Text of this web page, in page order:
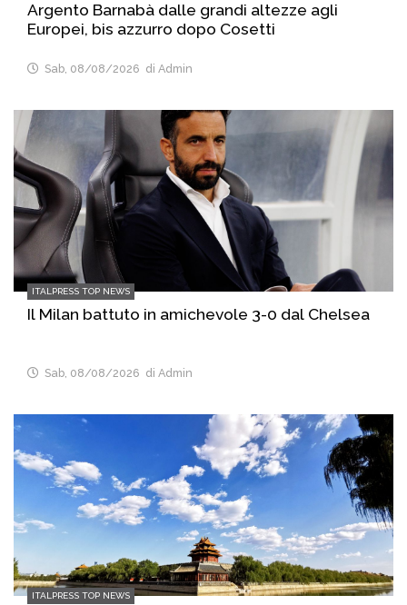
Argento Barnabà dalle grandi altezze agli
Europei, bis azzurro dopo Cosetti
Sab, 08/08/2026 di Admin
ITALPRESS TOP NEWS
Il Milan battuto in amichevole 3-0 dal Chelsea
Sab, 08/08/2026 di Admin
ITALPRESS TOP NEWS